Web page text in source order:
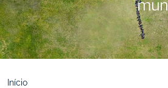
Início